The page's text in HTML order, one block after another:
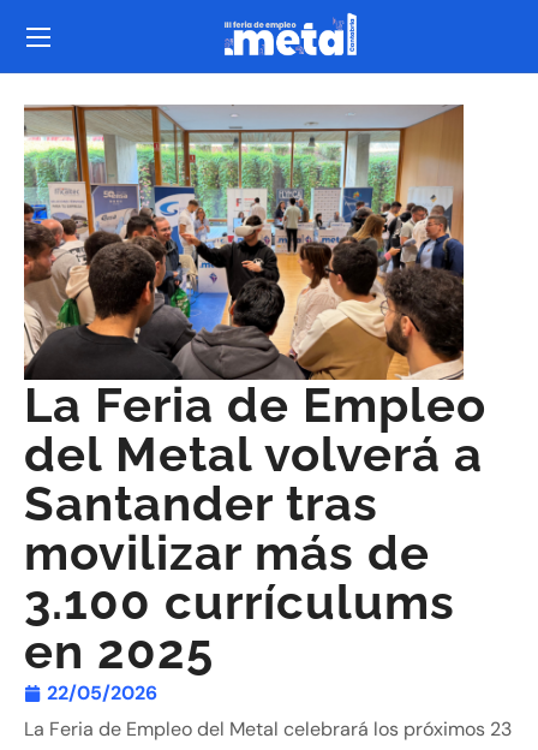
La Feria de Empleo
del Metal volverá a
Santander tras
movilizar más de
3.100 currículums
en 2025
22/05/2026
La Feria de Empleo del Metal celebrará los próximos 23